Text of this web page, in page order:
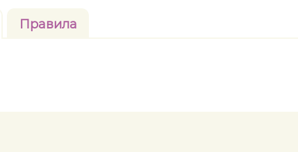
Правила